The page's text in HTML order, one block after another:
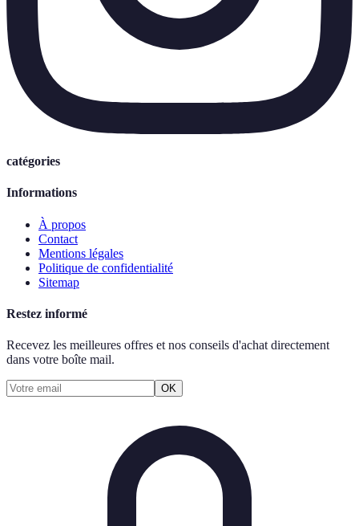
catégories
Informations
À propos
Contact
Mentions légales
Politique de confidentialité
Sitemap
Restez informé
Recevez les meilleures offres et nos conseils d'achat directement
dans votre boîte mail.
OK